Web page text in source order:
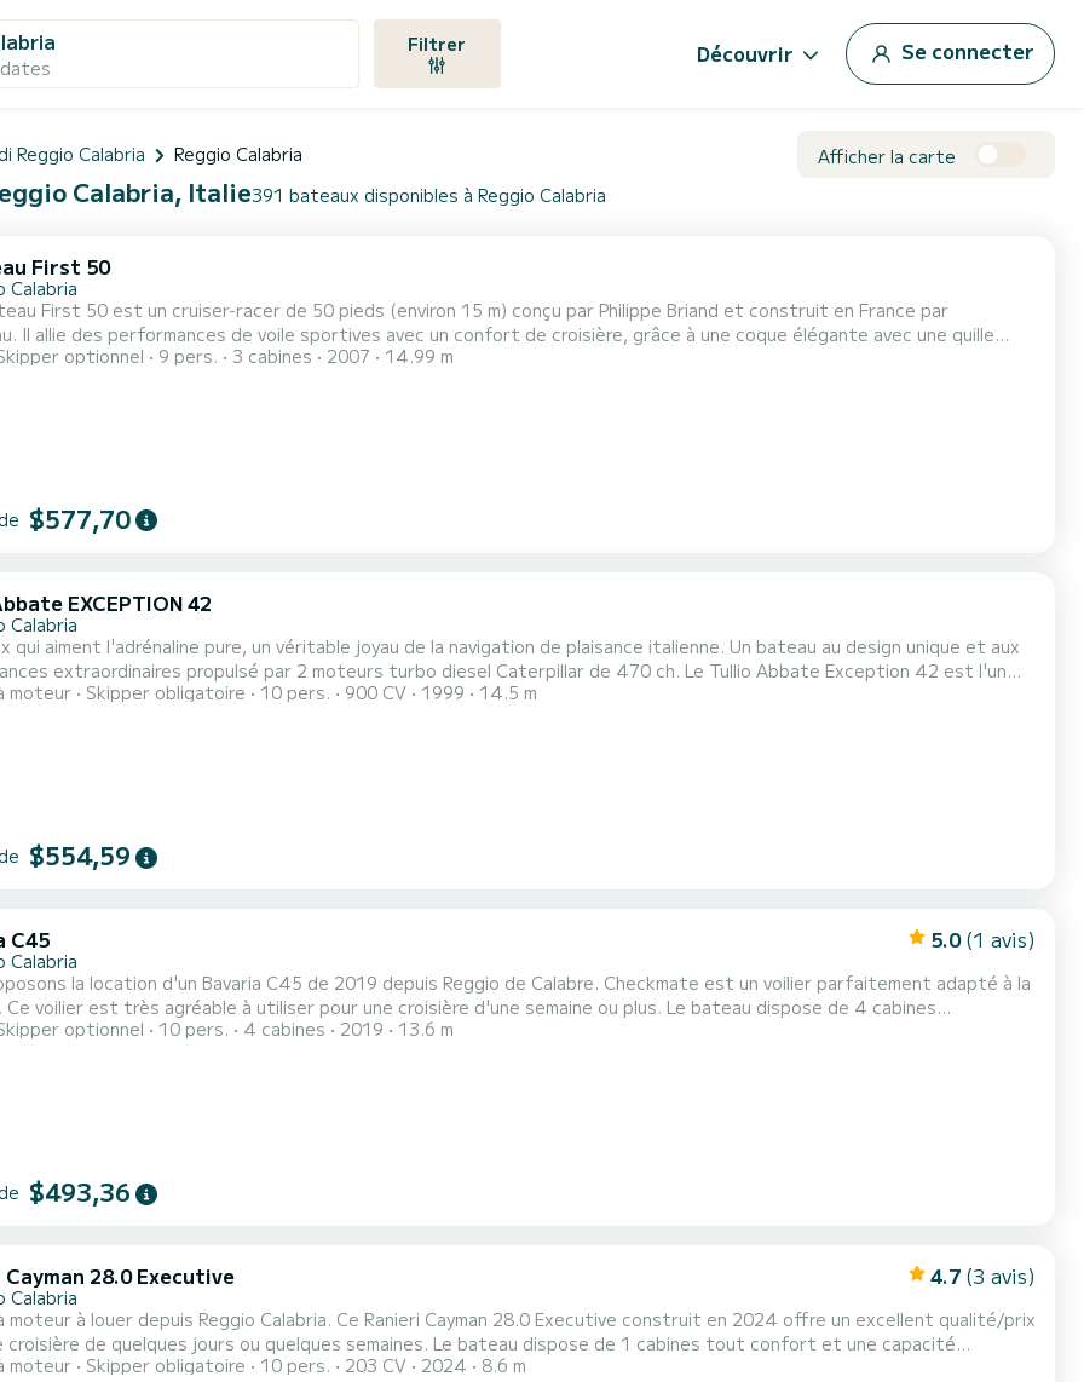
Filtrer Découvrir Se connecter
Reggio Calabria Reggio Calabria Afficher la carte
Calabria, Italie391 bateaux disponibles à Reggio Calabria
First 50
Calabria
First 50 est un cruiser-racer de 50 pieds (environ 15 m) conçu par Philippe Briand et construit en France par
Il allie des performances de voile sportives avec un confort de croisière, grâce à une coque élégante avec une quille
double barre à roue et un puissant plan de voilure adapté aussi bien à la régate qu'à la navigation hauturière. Sous le
optionnel 9 pers. 3 cabines 2007 14.99 m
$577,70
EXCEPTION 42
Calabria
qui aiment l'adrénaline pure, un véritable joyau de la navigation de plaisance italienne. Un bateau au design unique et aux
extraordinaires propulsé par 2 moteurs turbo diesel Caterpillar de 470 ch. Le Tullio Abbate Exception 42 est l'un
les plus fascinants de la catégorie des 14 mètres, avec une coque spécialement créée (et non adaptée comme sur
moteur Skipper obligatoire 10 pers. 900 CV 1999 14.5 m
$554,59
C45 5.0 (1 avis)
Calabria
la location d'un Bavaria C45 de 2019 depuis Reggio de Calabre. Checkmate est un voilier parfaitement adapté à la
voilier est très agréable à utiliser pour une croisière d'une semaine ou plus. Le bateau dispose de 4 cabines
et d'une capacité de bateau de 8 personnes. D'une longueur totale de 14 mètres, il sera votre meilleur allié pour
optionnel 10 pers. 4 cabines 2019 13.6 m
$493,36
28.0 Executive 4.7 (3 avis)
Calabria
moteur à louer depuis Reggio Calabria. Ce Ranieri Cayman 28.0 Executive construit en 2024 offre un excellent qualité/prix
de quelques jours ou quelques semaines. Le bateau dispose de 1 cabines tout confort et une capacité
de 2 personnes. Avec une longueur totale de 9 mètres, il sera votre meilleur allié pour passer des vacances
moteur Skipper obligatoire 10 pers. 203 CV 2024 8.6 m